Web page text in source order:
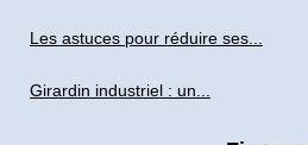
Les astuces pour réduire ses...
Girardin industriel : un...